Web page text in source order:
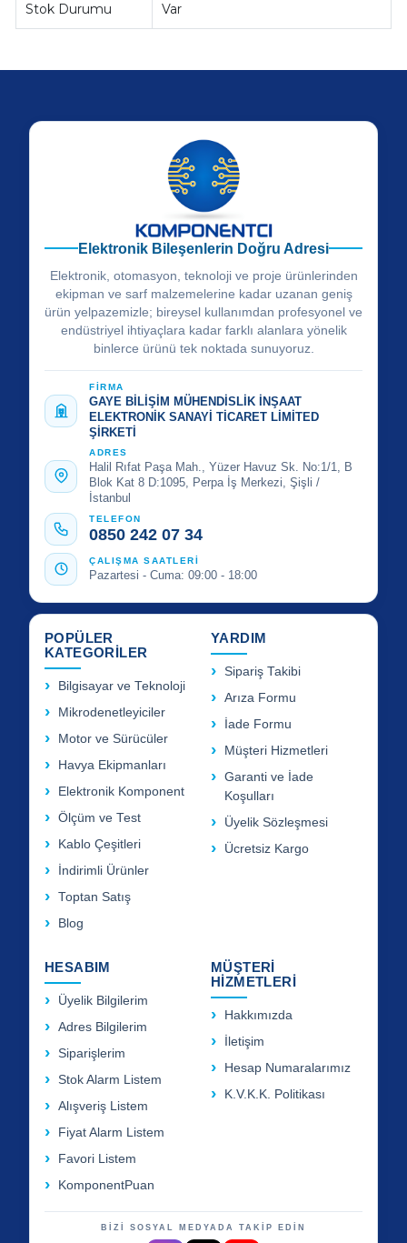
Stok Durumu Var
Elektronik Bileşenlerin Doğru Adresi
Elektronik, otomasyon, teknoloji ve proje ürünlerinden
ekipman ve sarf malzemelerine kadar uzanan geniş
ürün yelpazemizle; bireysel kullanımdan profesyonel ve
endüstriyel ihtiyaçlara kadar farklı alanlara yönelik
binlerce ürünü tek noktada sunuyoruz.
FİRMA
GAYE BİLİŞİM MÜHENDİSLİK İNŞAAT
ELEKTRONİK SANAYİ TİCARET LİMİTED
ŞİRKETİ
ADRES
Halil Rıfat Paşa Mah., Yüzer Havuz Sk. No:1/1, B
Blok Kat 8 D:1095, Perpa İş Merkezi, Şişli /
İstanbul
TELEFON
0850 242 07 34
ÇALIŞMA SAATLERİ
Pazartesi - Cuma: 09:00 - 18:00
POPÜLER
KATEGORİLER
Bilgisayar ve Teknoloji
Mikrodenetleyiciler
Motor ve Sürücüler
Havya Ekipmanları
Elektronik Komponent
Ölçüm ve Test
Kablo Çeşitleri
İndirimli Ürünler
Toptan Satış
Blog
YARDIM
Sipariş Takibi
Arıza Formu
İade Formu
Müşteri Hizmetleri
Garanti ve İade
Koşulları
Üyelik Sözleşmesi
Ücretsiz Kargo
HESABIM
Üyelik Bilgilerim
Adres Bilgilerim
Siparişlerim
Stok Alarm Listem
Alışveriş Listem
Fiyat Alarm Listem
Favori Listem
KomponentPuan
MÜŞTERİ
HİZMETLERİ
Hakkımızda
İletişim
Hesap Numaralarımız
K.V.K.K. Politikası
BİZİ SOSYAL MEDYADA TAKİP EDİN